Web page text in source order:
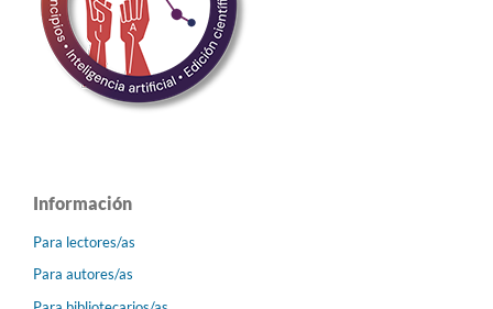
Información
Para lectores/as
Para autores/as